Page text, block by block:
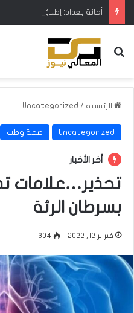
بحث عن
الرئيسية /
Uncategorized
Uncategorized صحة وطب
أخر الأخبار
تحذير…علامات
بسرطان الرئة
فبراير 12, 2022 304